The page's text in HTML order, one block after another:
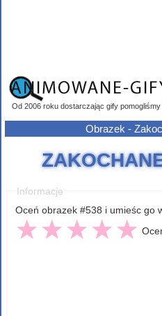
Od 2006 roku dostarczając gify
Obrazek -
Informacje
Oceń obrazek #538 i umieśc go